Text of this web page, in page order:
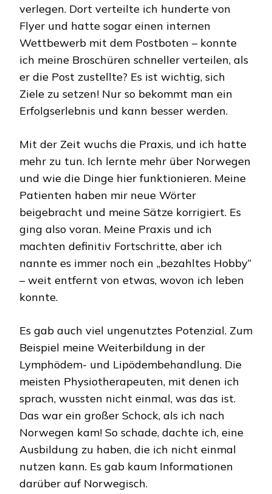
verlegen. Dort verteilte ich hunderte von
Flyer und hatte sogar einen internen
Wettbewerb mit dem Postboten – konnte
ich meine Broschüren schneller verteilen, als
er die Post zustellte? Es ist wichtig, sich
Ziele zu setzen! Nur so bekommt man ein
Erfolgserlebnis und kann besser werden.
Mit der Zeit wuchs die Praxis, und ich hatte
mehr zu tun. Ich lernte mehr über Norwegen
und wie die Dinge hier funktionieren. Meine
Patienten haben mir neue Wörter
beigebracht und meine Sätze korrigiert. Es
ging also voran. Meine Praxis und ich
machten definitiv Fortschritte, aber ich
nannte es immer noch ein „bezahltes Hobby“
– weit entfernt von etwas, wovon ich leben
konnte.
Es gab auch viel ungenutztes Potenzial. Zum
Beispiel meine Weiterbildung in der
Lymphödem- und Lipödembehandlung. Die
meisten Physiotherapeuten, mit denen ich
sprach, wussten nicht einmal, was das ist.
Das war ein großer Schock, als ich nach
Norwegen kam! So schade, dachte ich, eine
Ausbildung zu haben, die ich nicht einmal
nutzen kann. Es gab kaum Informationen
darüber auf Norwegisch.